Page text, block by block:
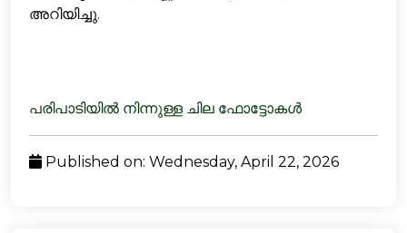
അറിയിച്ചു.
പരിപാടിയിൽ നിന്നുള്ള ചില ഫോട്ടോകൾ
Published on: Wednesday, April 22, 2026